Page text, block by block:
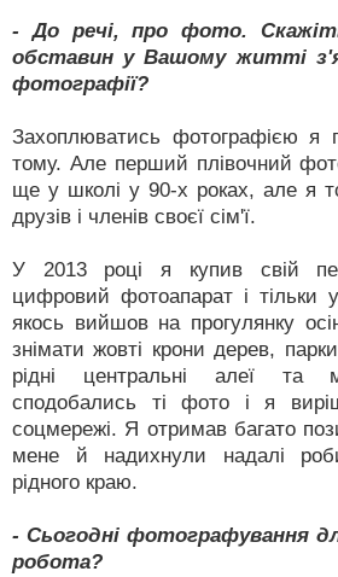
- До речі, про фото.
обставин у Вашому житті
фотографії?
Захоплюватись фотографією я
тому. Але перший плівочний
ще у школі у 90-х роках, але я
друзів і членів своєї сім'ї.
У 2013 році я купив свій
цифровий фотоапарат і тільки
якось вийшов на прогулянку
знімати жовті крони дерев,
рідні центральні алеї
сподобались ті фото і я
соцмережі. Я отримав багато
мене й надихнули надалі
рідного краю.
- Сьогодні фотографування
робота?